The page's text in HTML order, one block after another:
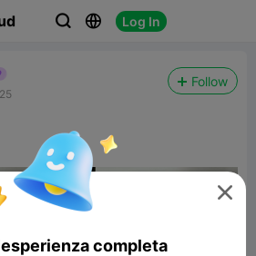
  Log In
Follow

completa